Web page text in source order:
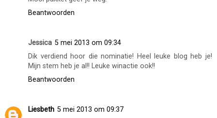
Beantwoorden
Jessica 5 mei 2013 om 09:34
Dik verdiend hoor die nominatie! Heel leuke blog heb je!
Mijn stem heb je al!! Leuke winactie ook!!
Beantwoorden
Liesbeth 5 mei 2013 om 09:37